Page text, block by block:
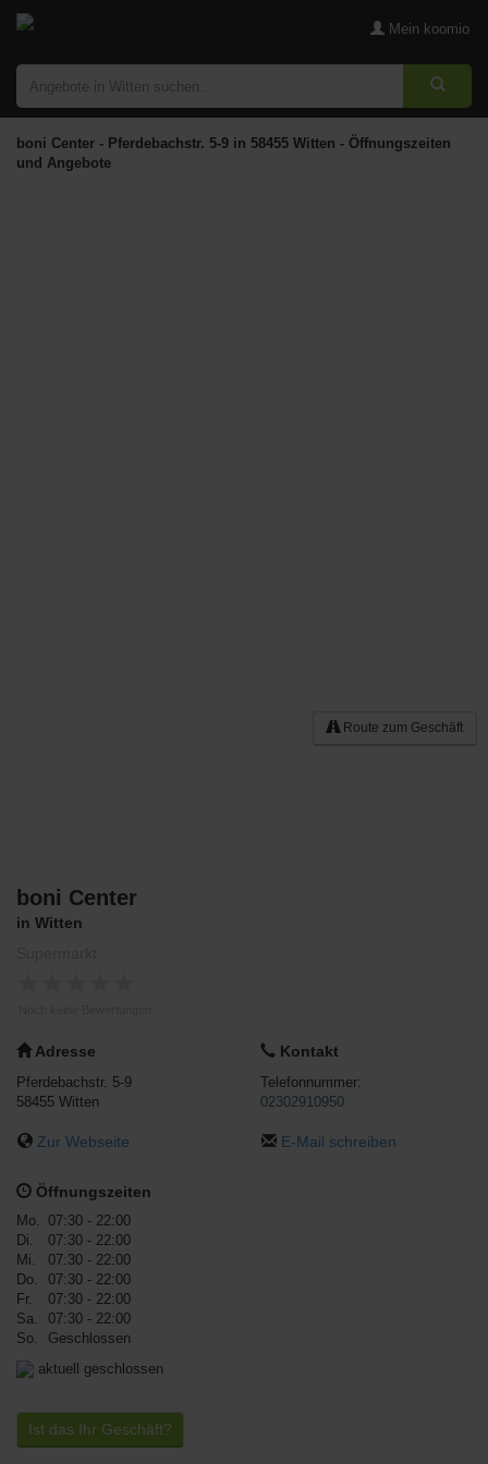
Mein koomio
boni Center - Pferdebachstr. 5-9 in 58455 Witten - Öffnungszeiten
und Angebote
Route zum Geschäft
boni Center
in Witten
Adresse
Pferdebachstr. 5-9
58455 Witten
Zur Webseite
Kontakt
Telefonnummer:
02302910950
E-Mail schreiben
Öffnungszeiten
Mo. 07:30 - 22:00
Di.
07:30 - 22:00
Mi.
07:30 - 22:00
Do.
07:30 - 22:00
Fr.
07:30 - 22:00
Sa.
07:30 - 22:00
So.
Geschlossen
aktuell geschlossen
Ist das Ihr Geschäft?